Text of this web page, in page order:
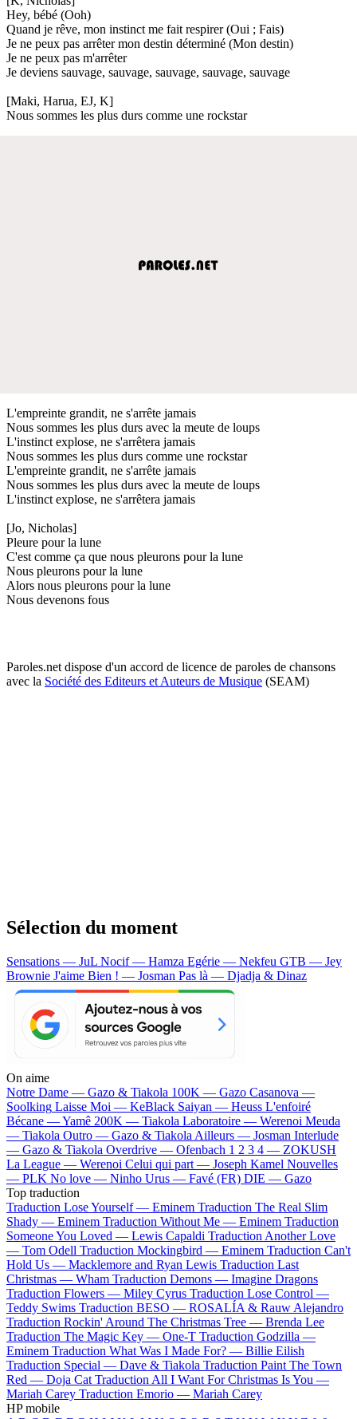
Hey, bébé (Ooh)
Quand je rêve, mon instinct me fait respirer (Oui ; Fais)
Je ne peux pas arrêter mon destin déterminé (Mon destin)
Je ne peux pas m'arrêter
Je deviens sauvage, sauvage, sauvage, sauvage, sauvage
[Maki, Harua, EJ, K]
Nous sommes les plus durs comme une rockstar
L'empreinte grandit, ne s'arrête jamais
Nous sommes les plus durs avec la meute de loups
L'instinct explose, ne s'arrêtera jamais
Nous sommes les plus durs comme une rockstar
L'empreinte grandit, ne s'arrête jamais
Nous sommes les plus durs avec la meute de loups
L'instinct explose, ne s'arrêtera jamais
[Jo, Nicholas]
Pleure pour la lune
C'est comme ça que nous pleurons pour la lune
Nous pleurons pour la lune
Alors nous pleurons pour la lune
Nous devenons fous
Paroles.net dispose d'un accord de licence de paroles de chansons
avec la Société des Editeurs et Auteurs de Musique (SEAM)
Sélection du moment
Sensations — JuL Nocif — Hamza Egérie — Nekfeu GTB — Jey
Brownie J'aime Bien ! — Josman Pas là — Djadja & Dinaz
On aime
Notre Dame — Gazo & Tiakola 100K — Gazo Casanova —
Soolking Laisse Moi — KeBlack Saiyan — Heuss L'enfoiré
Bécane —Yamê 200K — Tiakola Laboratoire — Werenoi Meuda
— Tiakola Outro — Gazo & Tiakola Ailleurs — Josman Interlude
— Gazo & Tiakola Overdrive — Ofenbach 1 2 3 4 — ZOKUSH
La League — Werenoi Celui qui part — Joseph Kamel Nouvelles
— PLK No love — Ninho Urus — Favé (FR) DIE — Gazo
Top traduction
Traduction Lose Yourself — Eminem Traduction The Real Slim
Shady — Eminem Traduction Without Me — Eminem Traduction
Someone You Loved — Lewis Capaldi Traduction Another Love
— Tom Odell Traduction Mockingbird — Eminem Traduction Can't
Hold Us — Macklemore and Ryan Lewis Traduction Last
Christmas — Wham Traduction Demons — Imagine Dragons
Traduction Flowers — Miley Cyrus Traduction Lose Control —
Teddy Swims Traduction BESO — ROSALÍA & Rauw Alejandro
Traduction Rockin' Around The Christmas Tree — Brenda Lee
Traduction The Magic Key — One-T Traduction Godzilla —
Eminem Traduction What Was I Made For? — Billie Eilish
Traduction Special — Dave & Tiakola Traduction Paint The Town
Red — Doja Cat Traduction All I Want For Christmas Is You —
Mariah Carey Traduction Emorio — Mariah Carey
HP mobile